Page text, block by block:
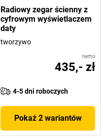
Radiowy zegar ścienny z
cyfrowym wyświetlaczem
daty
tworzywo
netto
435,- zł
4-5 dni roboczych
Pokaż 2 wariantów